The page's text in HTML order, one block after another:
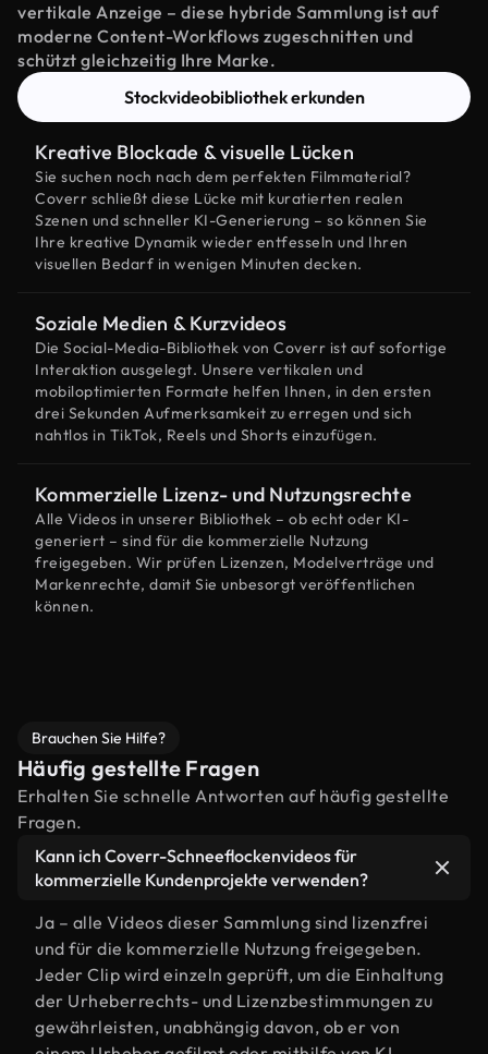
vertikale Anzeige – diese hybride Sammlung ist auf
moderne Content-Workflows zugeschnitten und
schützt gleichzeitig Ihre Marke.
Stockvideobibliothek erkunden
Kreative Blockade & visuelle Lücken
Sie suchen noch nach dem perfekten Filmmaterial?
Coverr schließt diese Lücke mit kuratierten realen
Szenen und schneller KI-Generierung – so können Sie
Ihre kreative Dynamik wieder entfesseln und Ihren
visuellen Bedarf in wenigen Minuten decken.
Soziale Medien & Kurzvideos
Die Social-Media-Bibliothek von Coverr ist auf sofortige
Interaktion ausgelegt. Unsere vertikalen und
mobiloptimierten Formate helfen Ihnen, in den ersten
drei Sekunden Aufmerksamkeit zu erregen und sich
nahtlos in TikTok, Reels und Shorts einzufügen.
Kommerzielle Lizenz- und Nutzungsrechte
Alle Videos in unserer Bibliothek – ob echt oder KI-
generiert – sind für die kommerzielle Nutzung
freigegeben. Wir prüfen Lizenzen, Modelverträge und
Markenrechte, damit Sie unbesorgt veröffentlichen
können.
Brauchen Sie Hilfe?
Häufig gestellte Fragen
Erhalten Sie schnelle Antworten auf häufig gestellte
Fragen.
Kann ich Coverr-Schneeflockenvideos für
kommerzielle Kundenprojekte verwenden?
Ja – alle Videos dieser Sammlung sind lizenzfrei
und für die kommerzielle Nutzung freigegeben.
Jeder Clip wird einzeln geprüft, um die Einhaltung
der Urheberrechts- und Lizenzbestimmungen zu
gewährleisten, unabhängig davon, ob er von